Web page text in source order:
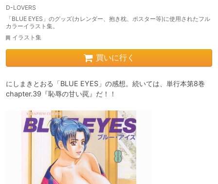
D-LOVERS
「BLUE EYES」のグッズ(カレンダー、抱き枕、ポスター等)に使用されたフル
カラーイラスト集。
イラスト集
買いに行く
にしまきとおる「BLUE EYES」の感想。続いては、単行本第8巻
chapter.39『恥辱の甘い罠』だ！！